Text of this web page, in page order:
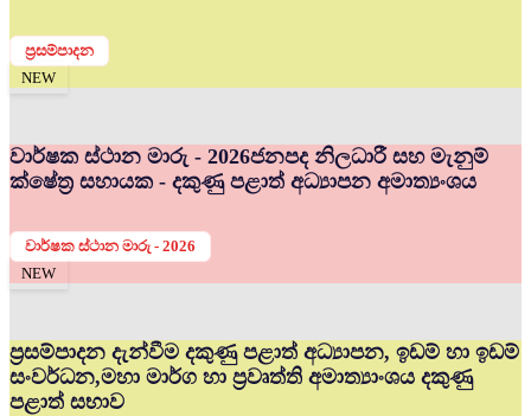
ප්‍රසම්පාදන
NEW
වාර්ෂක ස්ථාන මාරු - 2026ජනපද නිලධාරී සහ මැනුම්
ක්ෂේත්‍ර සහායක - දකුණු පළාත් අධ්‍යාපන අමාත්‍යංශය
වාර්ෂක ස්ථාන මාරු - 2026
NEW
ප්‍රසම්පාදන දැන්වීම දකුණු පළාත් අධ්‍යාපන, ඉඩම් හා ඉඩම්
සංවර්ධන,මහා මාර්ග හා ප්‍රවෘත්ති අමාත්‍යාංශය දකුණු
පළාත් සභාව